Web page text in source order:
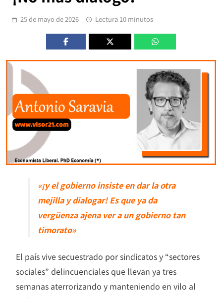
25 de mayo de 2026 Lectura 10 minutos
«¡y el gobierno insiste en dar la otra
mejilla y dialogar! Es que ya da
vergüenza ajena ver a un gobierno tan
timorato»
El país vive secuestrado por sindicatos y “sectores
sociales” delincuenciales que llevan ya tres
semanas aterrorizando y manteniendo en vilo al